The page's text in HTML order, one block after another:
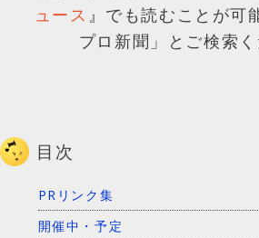
ュース 』でも読むことが可
プロ新聞」とご検索く
目次
PRリンク集
開催中・予定